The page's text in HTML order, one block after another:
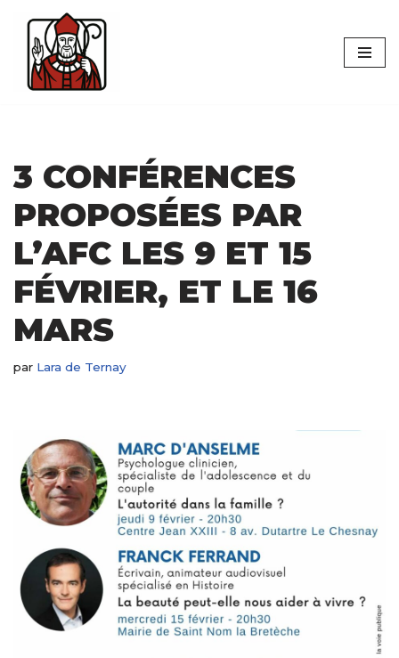
Aller
contenu
3 CONFÉRENCES
PROPOSÉES PAR
L’AFC LES 9 ET 15
FÉVRIER, ET LE 16
MARS
par Lara de Ternay